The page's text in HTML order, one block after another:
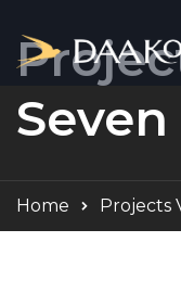
Seven
Home Projects